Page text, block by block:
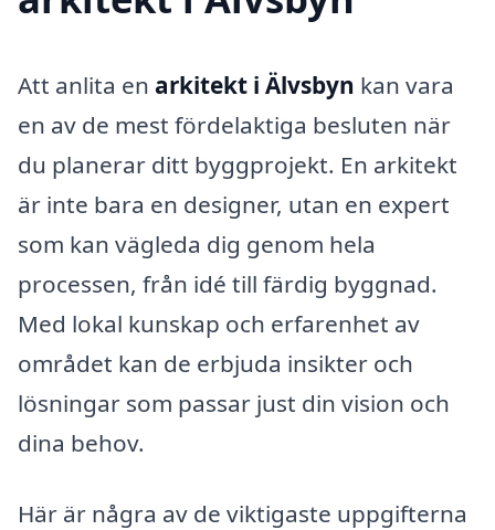
Att anlita en arkitekt i Älvsbyn kan vara
en av de mest fördelaktiga besluten när
du planerar ditt byggprojekt. En arkitekt
är inte bara en designer, utan en expert
som kan vägleda dig genom hela
processen, från idé till färdig byggnad.
Med lokal kunskap och erfarenhet av
området kan de erbjuda insikter och
lösningar som passar just din vision och
dina behov.
Här är några av de viktigaste uppgifterna